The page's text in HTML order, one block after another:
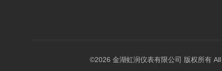
©2026 金湖虹润仪表有限公司 版权所有